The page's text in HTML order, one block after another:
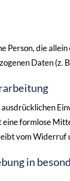
die
Daten (z.
formlose
vom Widerruf
in